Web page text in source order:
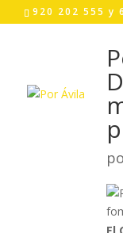
920 202 555 y